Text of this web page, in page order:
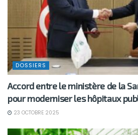
DOSSIERS
Accord entre le ministère de la
pour moderniser les hôpitaux
23 OCTOBRE 2025